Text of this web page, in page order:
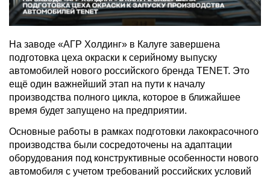
На заводе «АГР Холдинг» в Калуге завершена
подготовка цеха окраски к серийному выпуску
автомобилей нового российского бренда TENET. Это
ещё один важнейший этап на пути к началу
производства полного цикла, которое в ближайшее
время будет запущено на предприятии.
Основные работы в рамках подготовки лакокрасочного
производства были сосредоточены на адаптации
оборудования под конструктивные особенности нового
автомобиля с учетом требований российских условий